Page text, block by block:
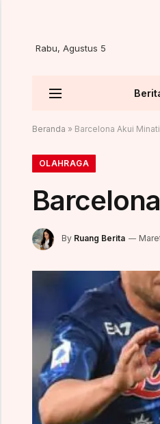
Rabu, Agustus 5
Beranda » Barcelona Akui
OLAHRAGA
By Ruang Berita